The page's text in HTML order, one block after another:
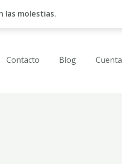
las molestias.
Contacto Blog Cuenta